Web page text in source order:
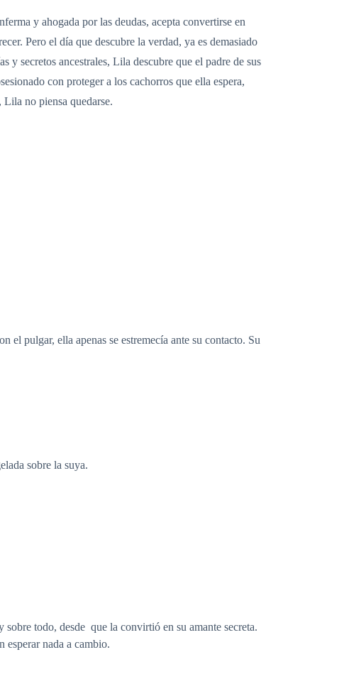
y ahogada por las deudas, acepta convertirse en
Pero el día que descubre la verdad, ya es demasiado
y secretos ancestrales, Lila descubre que el padre de sus
con proteger a los cachorros que ella espera,
no piensa quedarse.
pulgar, ella apenas se estremecía ante su contacto. Su
sobre la suya.
sobre todo, desde que la convirtió en su amante secreta.
esperar nada a cambio.